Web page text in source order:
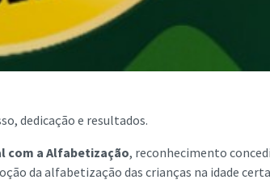
dedicação e resultados.
com a Alfabetização, reconhecimento
da alfabetização das crianças na idade